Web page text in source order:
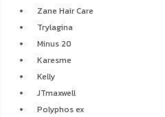
Zane Hair Care
Trylagina
Minus 20
Karesme
Kelly
JTmaxwell
Polyphos ex